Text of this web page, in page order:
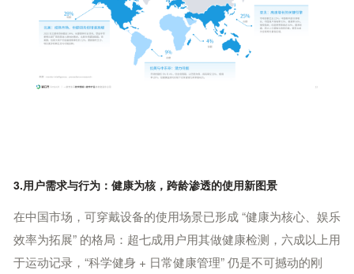
3.用户需求与行为：健康为核，跨龄渗透的使用新图景
在中国市场，可穿戴设备的使用场景已形成 “健康为核心、娱乐
效率为拓展” 的格局：超七成用户用其做健康检测，六成以上用
于运动记录，“科学健身 + 日常健康管理” 仍是不可撼动的刚